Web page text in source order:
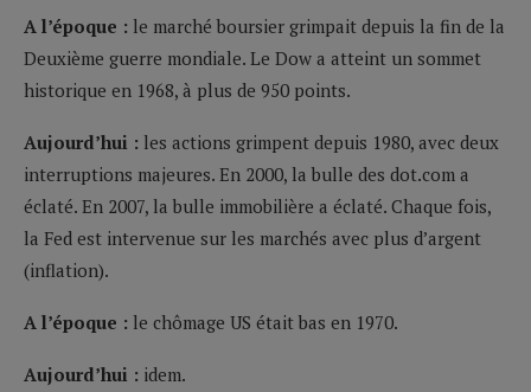
A l’époque : le marché boursier grimpait depuis la fin de la
Deuxième guerre mondiale. Le Dow a atteint un sommet
historique en 1968, à plus de 950 points.
Aujourd’hui : les actions grimpent depuis 1980, avec deux
interruptions majeures. En 2000, la bulle des dot.com a
éclaté. En 2007, la bulle immobilière a éclaté. Chaque fois,
la Fed est intervenue sur les marchés avec plus d’argent
(inflation).
A l’époque : le chômage US était bas en 1970.
Aujourd’hui : idem.